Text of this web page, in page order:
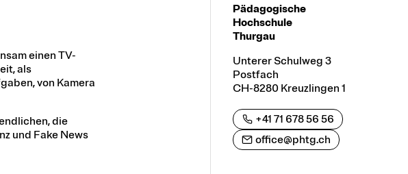
einen TV-
als
von Kamera
die
und Fake News
Pädagogische
Hochschule
Thurgau
Unterer Schulweg 3
Postfach
CH-8280 Kreuzlingen 1
+41 71 678 56 56
office@phtg.ch